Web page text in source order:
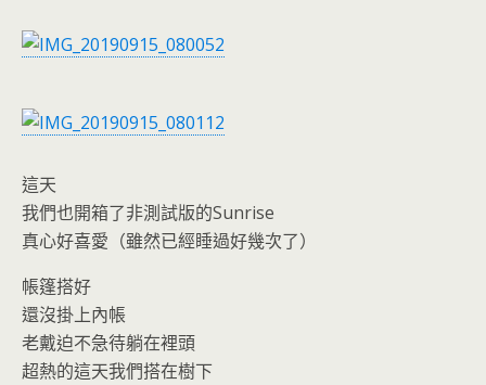
這天
我們也開箱了非測試版的Sunrise
真心好喜愛（雖然已經睡過好幾次了）
帳篷搭好
還沒掛上內帳
老戴迫不急待躺在裡頭
超熱的這天我們搭在樹下